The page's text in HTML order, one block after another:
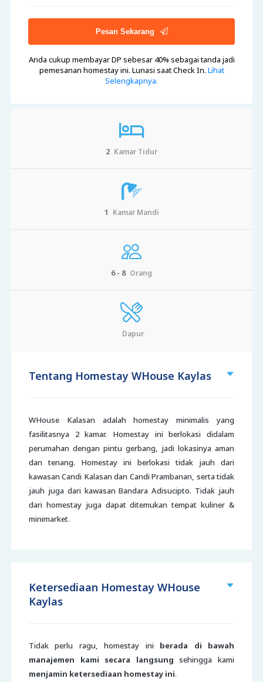
Pesan Sekarang
Anda cukup membayar DP sebesar 40% sebagai tanda jadi
pemesanan homestay ini. Lunasi saat Check In. Lihat
Selengkapnya.
2 Kamar Tidur
1 Kamar Mandi
6 - 8 Orang
Dapur
Tentang Homestay WHouse Kaylas
WHouse Kalasan adalah homestay minimalis yang
fasilitasnya 2 kamar. Homestay ini berlokasi didalam
perumahan dengan pintu gerbang, jadi lokasinya aman
dan tenang. Homestay ini berlokasi tidak jauh dari
kawasan Candi Kalasan dan Candi Prambanan, serta tidak
jauh juga dari kawasan Bandara Adisucipto. Tidak jauh
dari homestay juga dapat ditemukan tempat kuliner &
minimarket.
Ketersediaan Homestay WHouse
Kaylas
Tidak perlu ragu, homestay ini berada di bawah
manajemen kami secara langsung sehingga kami
menjamin ketersediaan homestay ini.